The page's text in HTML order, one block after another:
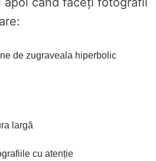
de zugraveala hiperbolic
largă
cu atenție